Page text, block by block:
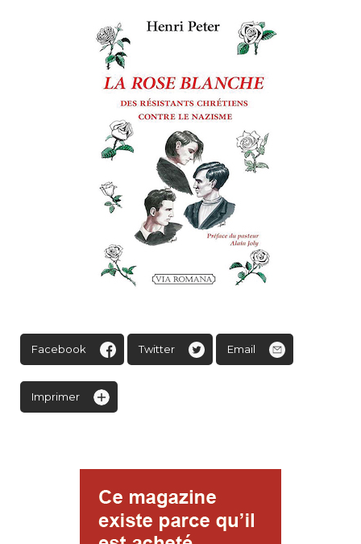
Facebook Twitter Email
Imprimer